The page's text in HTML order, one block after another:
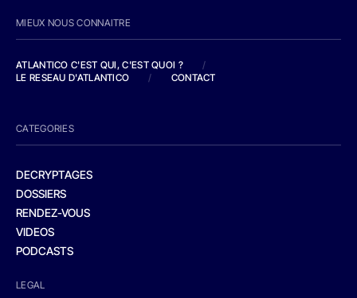
MIEUX NOUS CONNAITRE
ATLANTICO C'EST QUI, C'EST QUOI ?
/
LE RESEAU D'ATLANTICO
/ CONTACT
CATEGORIES
DECRYPTAGES
DOSSIERS
RENDEZ-VOUS
VIDEOS
PODCASTS
LEGAL